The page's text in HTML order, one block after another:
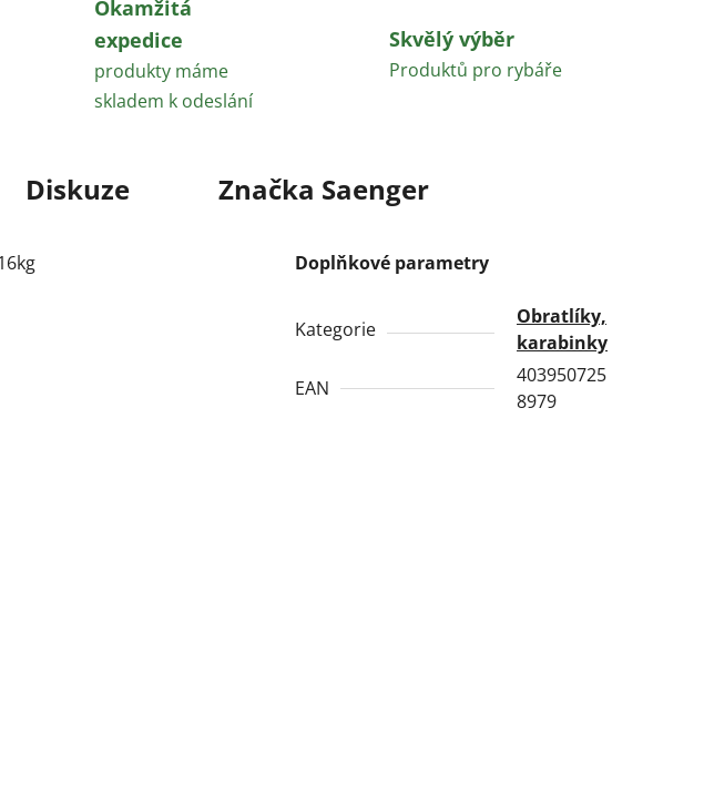
Okamžitá
expedice
produkty máme
skladem k odeslání
Skvělý výběr
Produktů pro rybáře
Diskuze Značka Saenger
Doplňkové parametry
Kategorie
Obratlíky,
karabinky
EAN
403950725
8979